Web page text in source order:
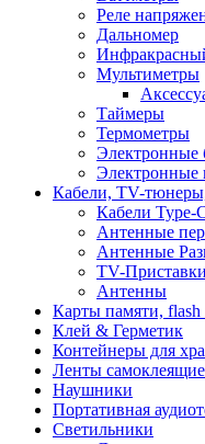
Реле
Дальномер
Мультиметры
Таймеры
Термометры
Электронные
Электронные
Кабели, TV-
Кабели Type-
Антенные
Антенные
TV-
Антенны
Карты памяти, flash
Клей & Герметик
Контейнеры для
Ленты
Наушники
Портативная
Светильники